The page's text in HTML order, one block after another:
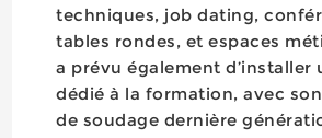
techniques, job dating,
tables rondes, et espaces
a prévu également d’installer
dédié à la formation, avec
de soudage dernière